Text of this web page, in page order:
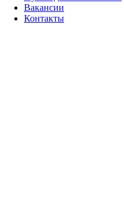
Вакансии
Контакты